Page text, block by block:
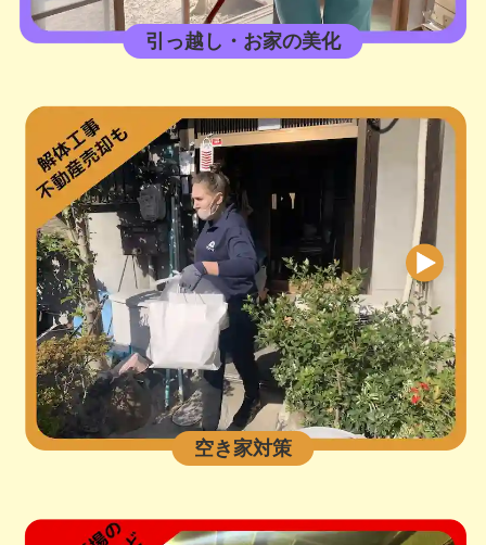
引っ越し・お家の美化
空き家対策